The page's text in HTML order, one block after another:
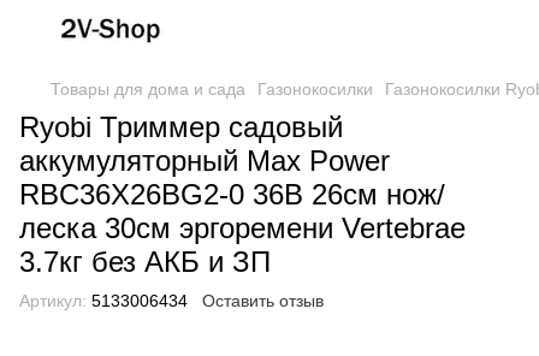
Товары для дома и сада Газонокосилки Газонокосилки
Ryobi Триммер садовый
аккумуляторный Max Power
RBC36X26BG2-0 36В 26см нож/
леска 30см эргоремени Vertebrae
3.7кг без АКБ и ЗП
Артикул: 5133006434 Оставить отзыв